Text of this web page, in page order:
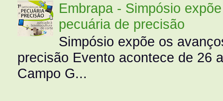
Embrapa - Simpósio
pecuária de precisão
Simpósio expõe os
precisão Evento acontece de 26
Campo G...